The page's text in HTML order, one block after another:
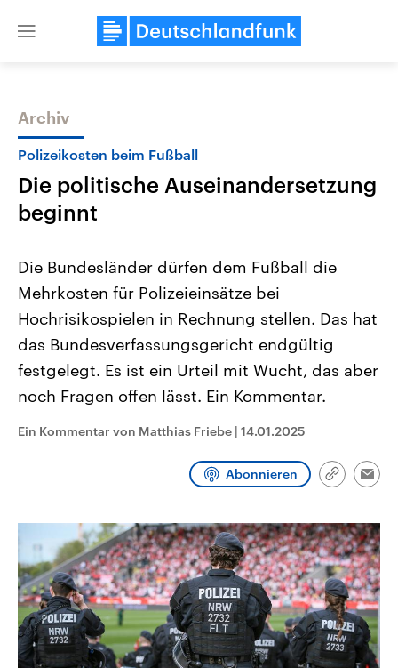
Close
Themen
Landtagswahl Sachsen-Anhalt
2026
Alle Informationen
Sachsen-Anhalt wählt am 6.
September 2026 einen neuen
Landtag. Seit 2021 wird das
Bundesland von einer Koalition aus
CDU, SPD und FDP regiert.-
Umfragen, Prognosen,
Wahlprogramme, aktuelle Berichte
und Kandidaten der anstehenden
Aktuelle Beiträge,
Hintergründe
Wirtschaftlich und
gehören die Vereinigten
den mächtigsten Ländern
mit großem Einfluss auf
Archiv
Polizeikosten beim Fußball
Die politische Auseinandersetzung
beginnt
Die Bundesländer dürfen dem Fußball die
Mehrkosten für Polizeieinsätze bei
Hochrisikospielen in Rechnung stellen. Das hat
das Bundesverfassungsgericht endgültig
festgelegt. Es ist ein Urteil mit Wucht, das aber
noch Fragen offen lässt. Ein Kommentar.
Ein Kommentar von Matthias Friebe | 14.01.2025
Abonnieren
Link